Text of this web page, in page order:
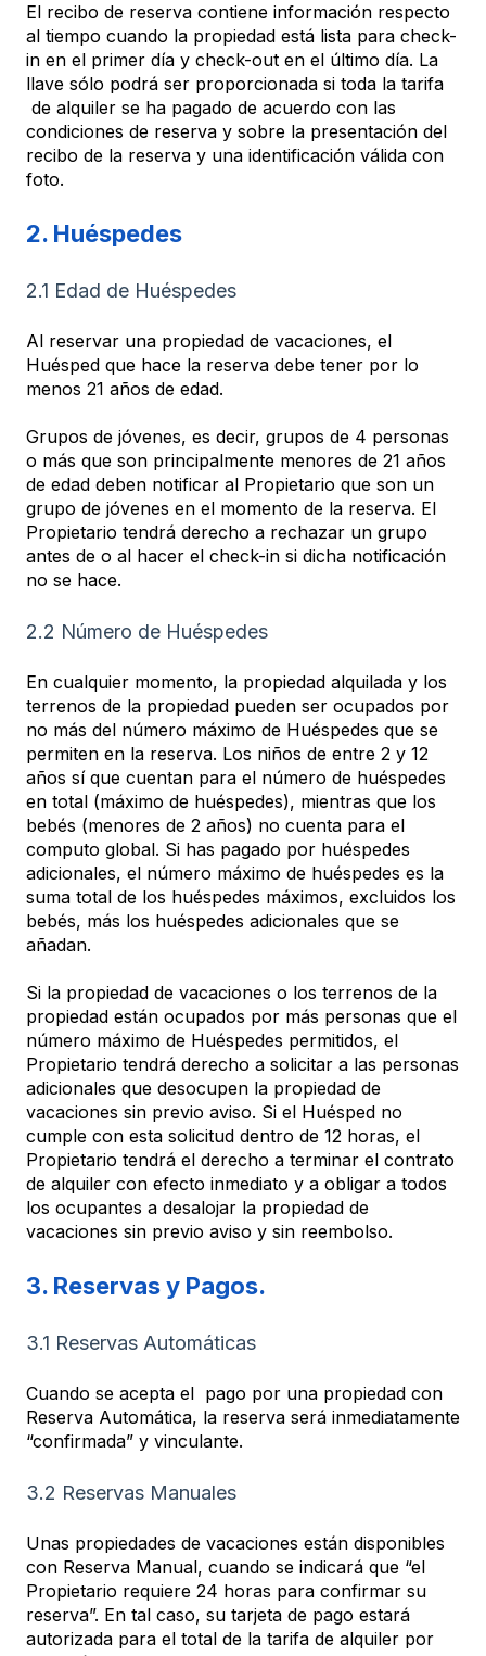
El recibo de reserva contiene información respecto
al tiempo cuando la propiedad está lista para check-
in en el primer día y check-out en el último día. La
llave sólo podrá ser proporcionada si toda la tarifa
de alquiler se ha pagado de acuerdo con las
condiciones de reserva y sobre la presentación del
recibo de la reserva y una identificación válida con
foto.
2. Huéspedes
2.1 Edad de Huéspedes
Al reservar una propiedad de vacaciones, el
Huésped que hace la reserva debe tener por lo
menos 21 años de edad.
Grupos de jóvenes, es decir, grupos de 4 personas
o más que son principalmente menores de 21 años
de edad deben notificar al Propietario que son un
grupo de jóvenes en el momento de la reserva. El
Propietario tendrá derecho a rechazar un grupo
antes de o al hacer el check-in si dicha notificación
no se hace.
2.2 Número de Huéspedes
En cualquier momento, la propiedad alquilada y los
terrenos de la propiedad pueden ser ocupados por
no más del número máximo de Huéspedes que se
permiten en la reserva. Los niños de entre 2 y 12
años sí que cuentan para el número de huéspedes
en total (máximo de huéspedes), mientras que los
bebés (menores de 2 años) no cuenta para el
computo global. Si has pagado por huéspedes
adicionales, el número máximo de huéspedes es la
suma total de los huéspedes máximos, excluidos los
bebés, más los huéspedes adicionales que se
añadan.
Si la propiedad de vacaciones o los terrenos de la
propiedad están ocupados por más personas que el
número máximo de Huéspedes permitidos, el
Propietario tendrá derecho a solicitar a las personas
adicionales que desocupen la propiedad de
vacaciones sin previo aviso. Si el Huésped no
cumple con esta solicitud dentro de 12 horas, el
Propietario tendrá el derecho a terminar el contrato
de alquiler con efecto inmediato y a obligar a todos
los ocupantes a desalojar la propiedad de
vacaciones sin previo aviso y sin reembolso.
3. Reservas y Pagos.
3.1 Reservas Automáticas
Cuando se acepta el pago por una propiedad con
Reserva Automática, la reserva será inmediatamente
“confirmada” y vinculante.
3.2 Reservas Manuales
Unas propiedades de vacaciones están disponibles
con Reserva Manual, cuando se indicará que “el
Propietario requiere 24 horas para confirmar su
reserva”. En tal caso, su tarjeta de pago estará
autorizada para el total de la tarifa de alquiler por